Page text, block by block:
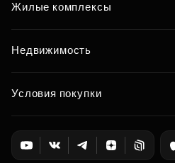
Жилые комплексы
Недвижимость
Условия покупки